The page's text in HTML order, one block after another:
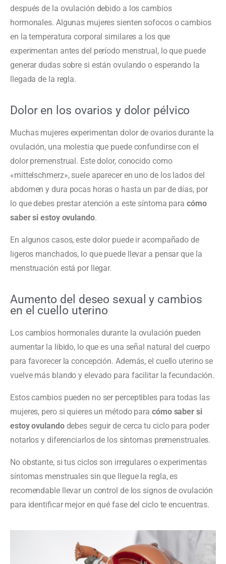
después de la ovulación debido a los cambios
hormonales. Algunas mujeres sienten sofocos o cambios
en la temperatura corporal similares a los que
experimentan antes del período menstrual, lo que puede
generar dudas sobre si están ovulando o esperando la
llegada de la regla.
Dolor en los ovarios y dolor pélvico
Muchas mujeres experimentan dolor de ovarios durante la
ovulación, una molestia que puede confundirse con el
dolor premenstrual. Este dolor, conocido como
«mittelschmerz», suele aparecer en uno de los lados del
abdomen y dura pocas horas o hasta un par de días, por
lo que debes prestar atención a este síntoma para cómo
saber si estoy ovulando.
En algunos casos, este dolor puede ir acompañado de
ligeros manchados, lo que puede llevar a pensar que la
menstruación está por llegar.
Aumento del deseo sexual y cambios
en el cuello uterino
Los cambios hormonales durante la ovulación pueden
aumentar la libido, lo que es una señal natural del cuerpo
para favorecer la concepción. Además, el cuello uterino se
vuelve más blando y elevado para facilitar la fecundación.
Estos cambios pueden no ser perceptibles para todas las
mujeres, pero si quieres un método para cómo saber si
estoy ovulandodebes seguir de cerca tu ciclo para poder
notarlos y diferenciarlos de los síntomas premenstruales.
No obstante, si tus ciclos son irregulares o experimentas
síntomas menstruales sin que llegue la regla, es
recomendable llevar un control de los signos de ovulación
para identificar mejor en qué fase del ciclo te encuentras.